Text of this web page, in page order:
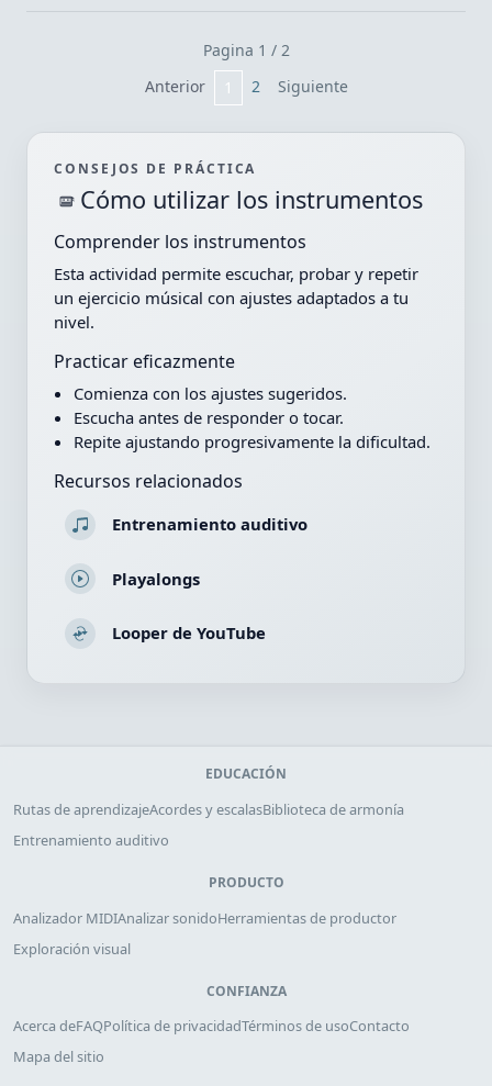
Pagina 1 / 2
Anterior
1 2 Siguiente
CONSEJOS DE PRÁCTICA
Cómo utilizar los instrumentos
Comprender los instrumentos
Esta actividad permite escuchar, probar y repetir
un ejercicio músical con ajustes adaptados a tu
nivel.
Practicar eficazmente
Comienza con los ajustes sugeridos.
Escucha antes de responder o tocar.
Repite ajustando progresivamente la dificultad.
Recursos relacionados
Entrenamiento auditivo
Playalongs
Looper de YouTube
EDUCACIÓN
Rutas de aprendizajeAcordes y escalasBiblioteca de armonía
Entrenamiento auditivo
PRODUCTO
Analizador MIDIAnalizar sonidoHerramientas de productor
Exploración visual
CONFIANZA
Acerca deFAQPolítica de privacidadTérminos de usoContacto
Mapa del sitio